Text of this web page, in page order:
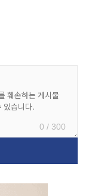
0 / 300